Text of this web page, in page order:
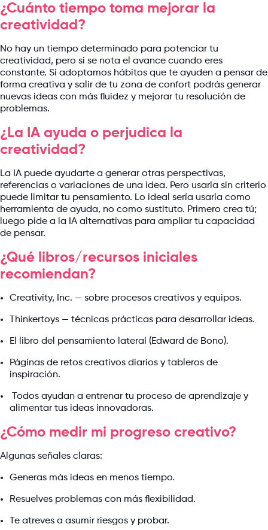
¿Cuánto tiempo toma mejorar la
creatividad?
No hay un tiempo determinado para potenciar tu
creatividad, pero si se nota el avance cuando eres
constante. Si adoptamos hábitos que te ayuden a pensar de
forma creativa y salir de tu zona de confort podrás generar
nuevas ideas con más fluidez y mejorar tu resolución de
problemas.
¿La IA ayuda o perjudica la
creatividad?
La IA puede ayudarte a generar otras perspectivas,
referencias o variaciones de una idea. Pero usarla sin criterio
puede limitar tu pensamiento. Lo ideal sería usarla como
herramienta de ayuda, no como sustituto. Primero crea tú;
luego pide a la IA alternativas para ampliar tu capacidad
de pensar.
¿Qué libros/recursos iniciales
recomiendan?
Creativity, Inc. — sobre procesos creativos y equipos.
Thinkertoys — técnicas prácticas para desarrollar ideas.
El libro del pensamiento lateral (Edward de Bono).
Páginas de retos creativos diarios y tableros de
inspiración.
Todos ayudan a entrenar tu proceso de aprendizaje y
alimentar tus ideas innovadoras.
¿Cómo medir mi progreso creativo?
Algunas señales claras:
Generas más ideas en menos tiempo.
Resuelves problemas con más flexibilidad.
Te atreves a asumir riesgos y probar.